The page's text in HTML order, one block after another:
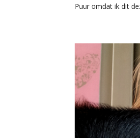
Puur omdat ik dit